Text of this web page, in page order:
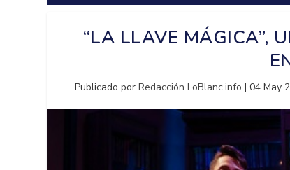
“LA LLAVE MÁGICA”,
Publicado porRedacción LoBlanc.info |04 May